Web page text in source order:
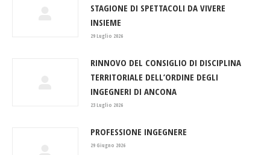
STAGIONE DI SPETTACOLI DA VIVERE
INSIEME
29 Luglio 2026
RINNOVO DEL CONSIGLIO DI DISCIPLINA
TERRITORIALE DELL’ORDINE DEGLI
INGEGNERI DI ANCONA
23 Luglio 2026
PROFESSIONE INGEGNERE
29 Giugno 2026